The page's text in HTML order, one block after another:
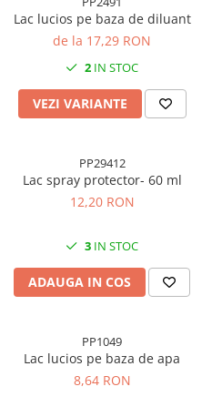
Accesorii indosariat
Accesorii panouri, table
Buretiere
Caiet mecanic, Clipboard
Ecusoane
Panouri, Table
Prezentare
Bibliorafturi, Alonje
Ace, Agrafe, Pioneze
Capse pt capsatoare
Perforatoare
Adezivi, Benzi adezive
Uscatoare
Carucioare
Dozatoare
Sticla
Ceramica
Polistiren
Pasta de crapare
Pudra cu efect de catifea
Scoala & Arta
Aparate, unelte
Cuttere, foarfeci
Perforatoare
Lac lucios pe baza de diluant
de la 17,29 RON
2 IN STOC
VEZI VARIANTE
PP29412
Lac spray protector- 60 ml
12,20 RON
3 IN STOC
ADAUGA IN COS
PP1049
Lac lucios pe baza de apa
8,64 RON